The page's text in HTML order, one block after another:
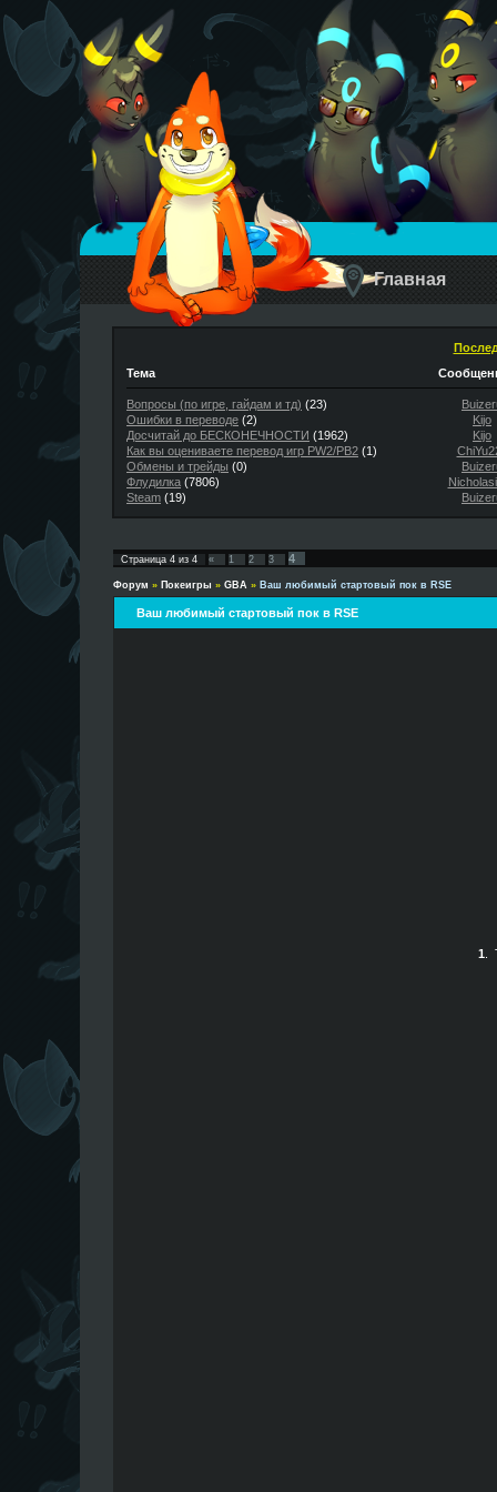
Главная
Тема
Вопросы (по игре, гайдам и тд) (23)
Ошибки в переводе (2)
Kijo
Досчитай до БЕСКОНЕЧНОСТИ (1962)
Kijo
Как вы оцениваете перевод игр PW2/PB2 (1)
Обмены и трейды (0)
Флудилка (7806)
Steam (19)
Страница 4 из 4 « 1 2 3 4
Форум » Покеигры » GBA » Ваш любимый стартовый пок в RSE
Ваш любимый стартовый пок в RSE
1